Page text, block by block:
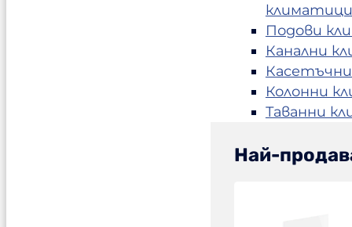
климатици
Подови
Канални
Колонни
Таванни
Най-